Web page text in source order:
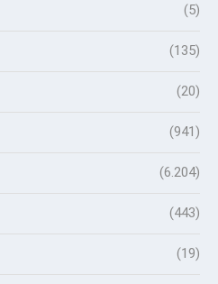
(5)
(135)
(20)
(941)
(6.204)
(443)
(19)